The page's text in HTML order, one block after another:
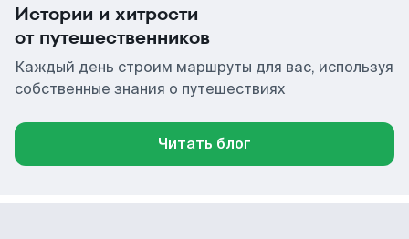
Истории и хитрости
от путешественников
Каждый день строим маршруты для вас, используя
собственные знания о путешествиях
Читать блог